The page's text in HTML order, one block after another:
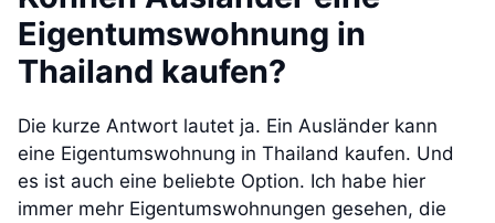
Eigentumswohnung in
Thailand kaufen?
Die kurze Antwort lautet ja. Ein Ausländer kann
eine Eigentumswohnung in Thailand kaufen. Und
es ist auch eine beliebte Option. Ich habe hier
immer mehr Eigentumswohnungen gesehen, die